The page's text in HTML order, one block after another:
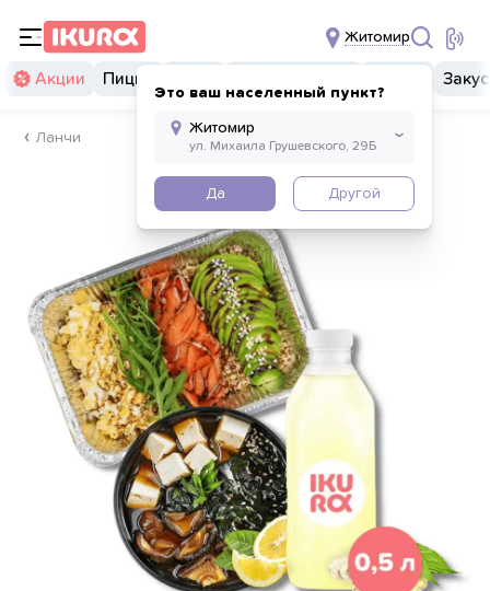
Житомир
Это ваш населенный пункт?
Да Другой
Акции Пицца
Ланчи